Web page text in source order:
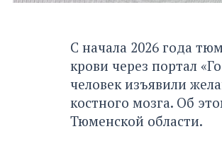
С начала 2026 года
крови через портал
человек изъявили
костного мозга. Об
Тюменской области.